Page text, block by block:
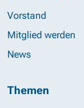
Vorstand
Mitglied werden
News
Themen